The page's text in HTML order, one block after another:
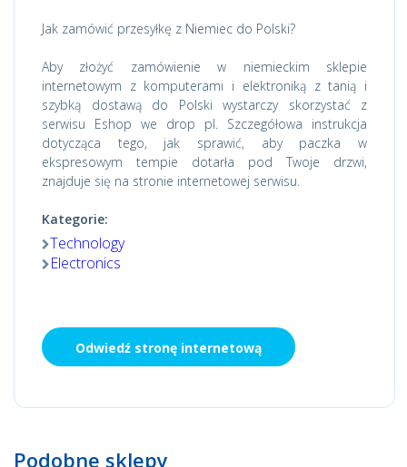
Jak zamówić przesyłkę z Niemiec do Polski?
Aby złożyć zamówienie w niemieckim sklepie
internetowym z komputerami i elektroniką z tanią i
szybką dostawą do Polski wystarczy skorzystać z
serwisu Eshop we drop pl. Szczegółowa instrukcja
dotycząca tego, jak sprawić, aby paczka w
ekspresowym tempie dotarła pod Twoje drzwi,
znajduje się na stronie internetowej serwisu.
Kategorie:
Technology
Electronics
Odwiedź stronę internetową
Podobne sklepy